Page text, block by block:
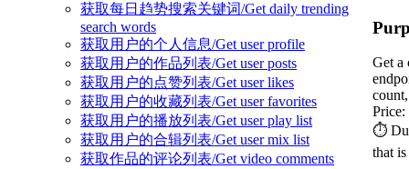
获取每日趋势搜索关键词/Get daily trending
search words
获取用户的个人信息/Get user profile
获取用户的作品列表/Get user posts
获取用户的点赞列表/Get user likes
获取用户的收藏列表/Get user favorites
获取用户的播放列表/Get user play list
获取用户的合辑列表/Get user mix list
获取作品的评论列表/Get video comments
Get a
Price:
⏱️
that